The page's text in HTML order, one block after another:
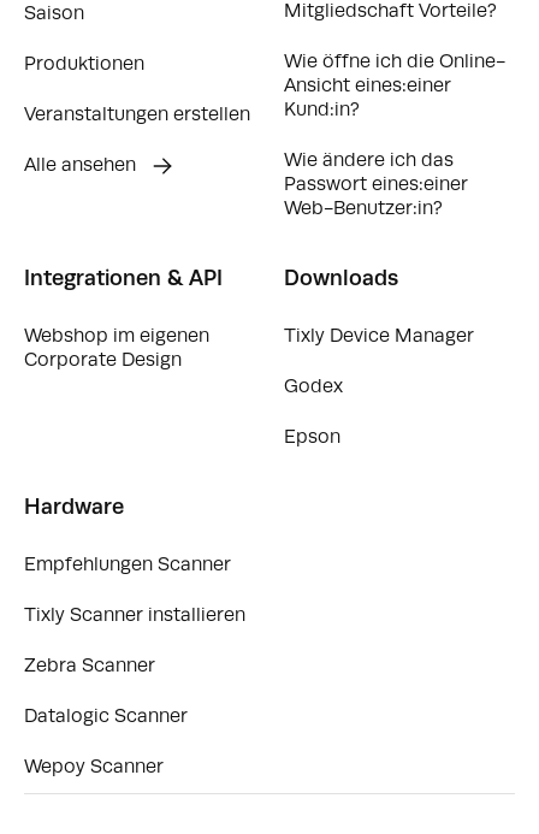
Saison
Produktionen
Veranstaltungen erstellen
Alle ansehen
Mitgliedschaft Vorteile?
Wie öffne ich die Online-
Ansicht eines:einer
Kund:in?
Wie ändere ich das
Passwort eines:einer
Web-Benutzer:in?
Integrationen & API
Webshop im eigenen
Corporate Design
Downloads
Tixly Device Manager
Godex
Epson
Hardware
Empfehlungen Scanner
Tixly Scanner installieren
Zebra Scanner
Datalogic Scanner
Wepoy Scanner